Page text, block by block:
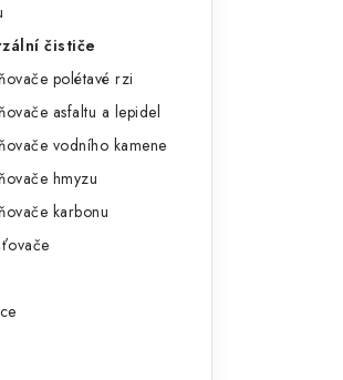
čističe
polétavé rzi
asfaltu a lepidel
vodního kamene
hmyzu
karbonu